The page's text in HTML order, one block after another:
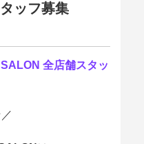
ッフ募集
全店舗スタッ